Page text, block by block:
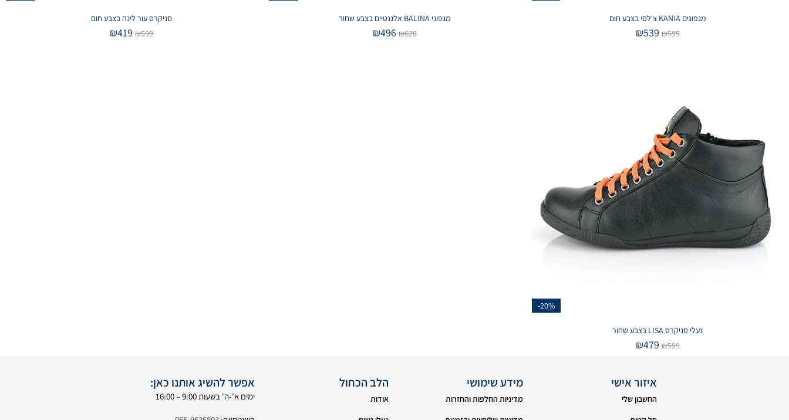
מגפונים KANIA צ'לסי בצבע חום
₪599
₪539
מגפוני BALINA אלגנטיים בצבע שחור
₪620
₪496
סניקרס עור לינה בצבע חום
₪599
₪419
-20%
נעלי סניקרס LISA בצבע שחור
₪599
₪479
איזור אישי
החשבון שלי
מידע שימושי
מדיניות החלפות והחזרות
הלב הכחול
אודות
אפשר להשיג אותנו כאן:
ימים א'-ה' בשעות 9:00 – 16:00